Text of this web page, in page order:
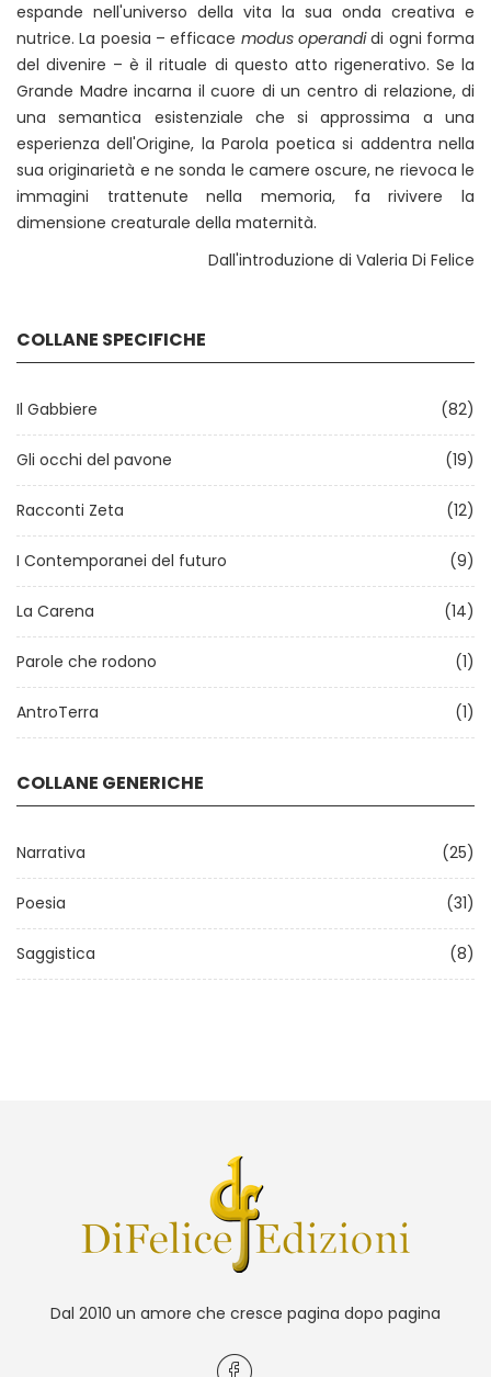
espande nell'universo della vita la sua onda creativa e
nutrice. La poesia – efficace modus operandidi ogni forma
del divenire – è il rituale di questo atto rigenerativo. Se la
Grande Madre incarna il cuore di un centro di relazione, di
una semantica esistenziale che si approssima a una
esperienza dell'Origine, la Parola poetica si addentra nella
sua originarietà e ne sonda le camere oscure, ne rievoca le
immagini trattenute nella memoria, fa rivivere la
dimensione creaturale della maternità.
Dall'introduzione di Valeria Di Felice
COLLANE SPECIFICHE
Il Gabbiere (82)
Gli occhi del pavone (19)
Racconti Zeta (12)
I Contemporanei del futuro (9)
La Carena (14)
Parole che rodono (1)
AntroTerra (1)
COLLANE GENERICHE
Narrativa (25)
Poesia (31)
Saggistica (8)
Dal 2010 un amore che cresce pagina dopo pagina